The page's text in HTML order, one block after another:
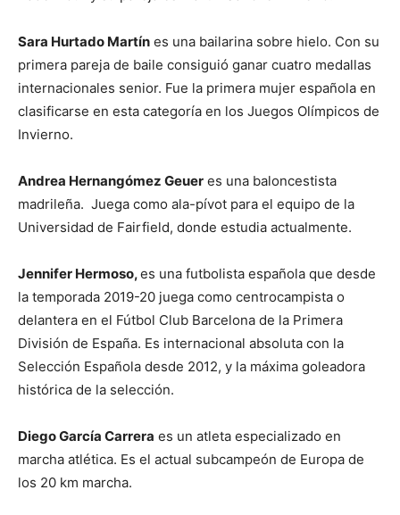
Sara Hurtado Martín es una bailarina sobre hielo. Con su
primera pareja de baile consiguió ganar cuatro medallas
internacionales senior. Fue la primera mujer española en
clasificarse en esta categoría en los Juegos Olímpicos de
Invierno.
Andrea Hernangómez Geuer es una baloncestista
madrileña. Juega como ala-pívot para el equipo de la
Universidad de Fairfield, donde estudia actualmente.
Jennifer Hermoso,es una futbolista española que desde
la temporada 2019-20 juega como centrocampista o
delantera en el Fútbol Club Barcelona de la Primera
División de España. Es internacional absoluta con la
Selección Española desde 2012, y la máxima goleadora
histórica de la selección.
Diego García Carrera es un atleta especializado en
marcha atlética. Es el actual subcampeón de Europa de
los 20 km marcha.